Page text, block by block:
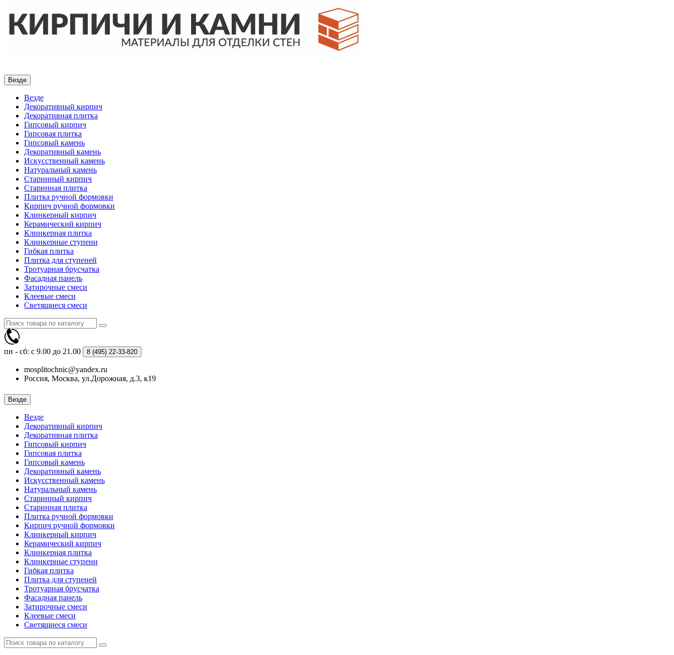
Везде
Везде
Декоративный кирпич
Декоративная плитка
Гипсовый кирпич
Гипсовая плитка
Гипсовый камень
Декоративный камень
Искусственный камень
Натуральный камень
Старинный кирпич
Старинная плитка
Плитка ручной формовки
Кирпич ручной формовки
Клинкерный кирпич
Керамический кирпич
Клинкерная плитка
Клинкерные ступени
Гибкая плитка
Плитка для ступеней
Тротуарная брусчатка
Фасадная панель
Затирочные смеси
Клеевые смеси
Светящиеся смеси
пн - сб: с 9.00 до 21.00 8 (495) 22-33-820
mosplitochnic@yandex.ru
Россия, Москва, ул.Дорожная, д.3, к19
Везде
Везде
Декоративный кирпич
Декоративная плитка
Гипсовый кирпич
Гипсовая плитка
Гипсовый камень
Декоративный камень
Искусственный камень
Натуральный камень
Старинный кирпич
Старинная плитка
Плитка ручной формовки
Кирпич ручной формовки
Клинкерный кирпич
Керамический кирпич
Клинкерная плитка
Клинкерные ступени
Гибкая плитка
Плитка для ступеней
Тротуарная брусчатка
Фасадная панель
Затирочные смеси
Клеевые смеси
Светящиеся смеси